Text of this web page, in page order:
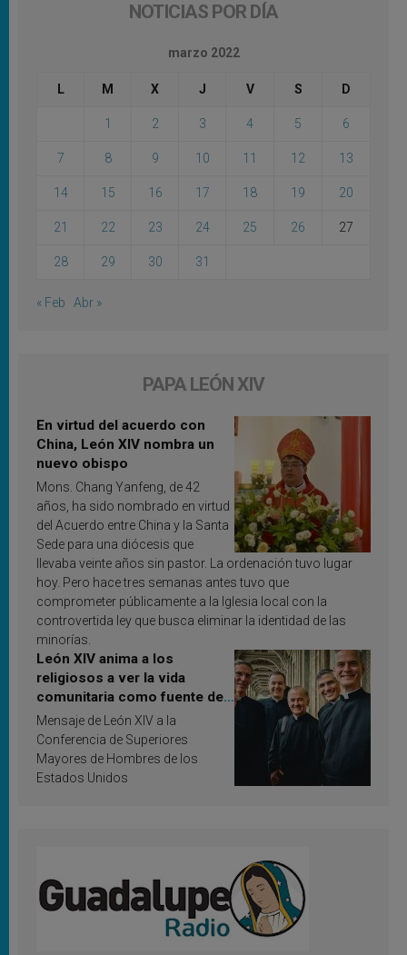
NOTICIAS POR DÍA
marzo 2022
L M X J V S D
1 2 3 4 5 6
7 8 9 10 11 12 13
14 15 16 17 18 19 20
21 22 23 24 25 26 27
28 29 30 31
« Feb Abr »
PAPA LEÓN XIV
En virtud del acuerdo con
China, León XIV nombra un
nuevo obispo
Mons. Chang Yanfeng, de 42
años, ha sido nombrado en virtud
del Acuerdo entre China y la Santa
Sede para una diócesis que
llevaba veinte años sin pastor. La ordenación tuvo lugar
hoy. Pero hace tres semanas antes tuvo que
comprometer públicamente a la Iglesia local con la
controvertida ley que busca eliminar la identidad de las
minorías.
León XIV anima a los
religiosos a ver la vida
comunitaria como fuente de
inspiración y santificación
Mensaje de León XIV a la
Conferencia de Superiores
Mayores de Hombres de los
Estados Unidos